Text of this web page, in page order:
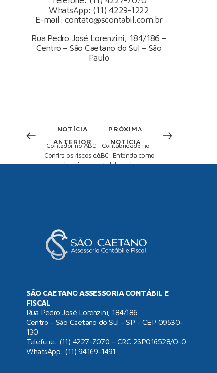
WhatsApp: (11) 4229-1222
E-mail: contato@scontabil.com.br
Rua Pedro José Lorenzini, 184/186 –
Centro – São Caetano do Sul – São
Paulo
NOTÍCIA
ANTERIOR
Contador no ABC:
Confira os riscos de
uma classificação
PRÓXIMA
NOTÍCIA
Contabilidade no
ABC: Entenda como
é elaborada uma
SÃO CAETANO ASSESSORIA CONTÁBIL E
FISCAL
Rua Pedro José Lorenzini, 184/186
Centro - São Caetano do Sul - SP - CEP 09530-
130
Telefone: (11) 4227-7070 - CRC 2SP016528/O-0
WhatsApp: (11) 94169-1491